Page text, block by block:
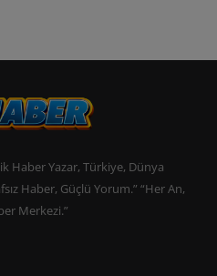
Haber Yazar, Türkiye, Dünya
Haber, Güçlü Yorum.” “Her An,
Merkezi.”